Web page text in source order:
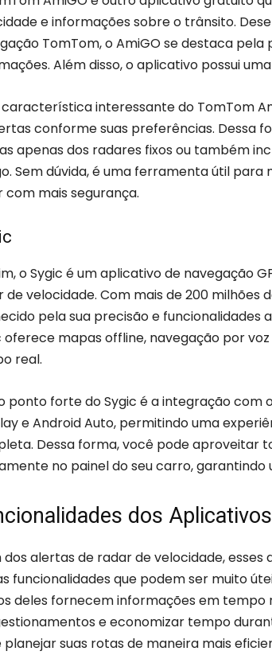
e informações sobre o trânsito.
TomTom, o AmiGO se destaca pela
Além disso, o aplicativo possui
interessante do TomTom
conforme suas preferências. Dessa
apenas dos radares fixos ou também
Sem dúvida, é uma ferramenta útil
com mais segurança.
o Sygic é um aplicativo de navegação
de velocidade. Com mais de 200 milhões
pela sua precisão e funcionalidades
oferece mapas offline, navegação por
real.
ponto forte do Sygic é a integração com
e Android Auto, permitindo uma
Dessa forma, você pode aproveitar
no painel do seu carro, garantindo
dos
dos alertas de radar de velocidade,
funcionalidades que podem ser muito
deles fornecem informações em tempo
e economizar tempo
planejar suas rotas de maneira mais